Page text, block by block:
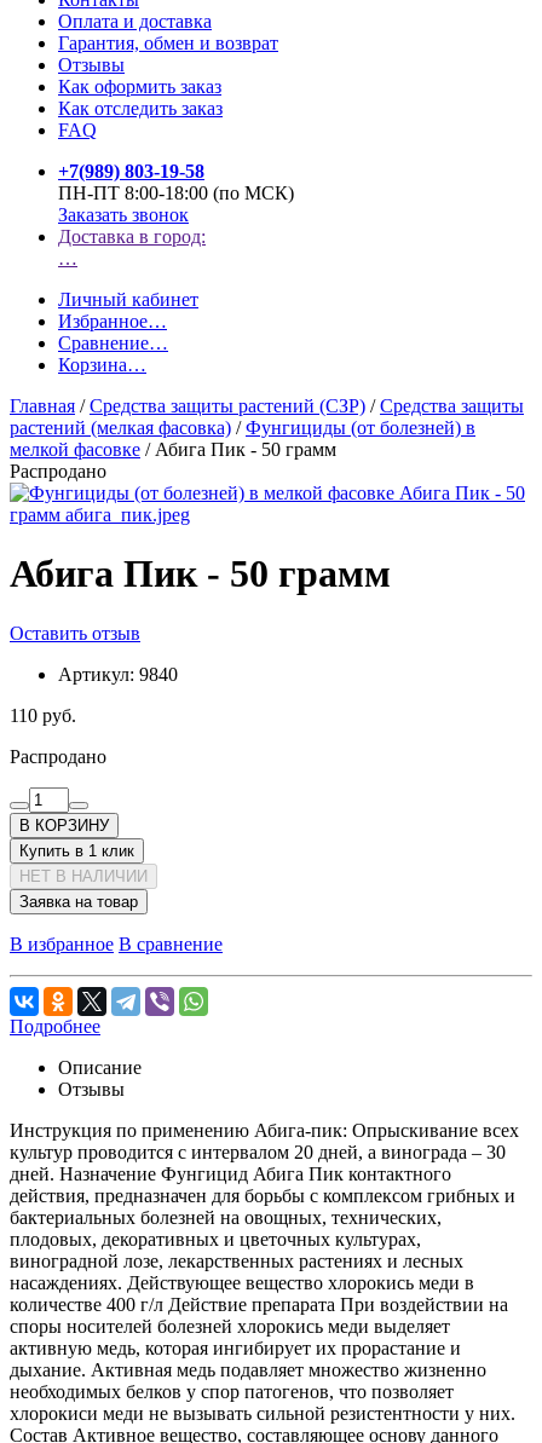
Оплата и доставка
Гарантия, обмен и возврат
Отзывы
Как оформить заказ
Как отследить заказ
FAQ
+7(989) 803-19-58
ПН-ПТ 8:00-18:00 (по МСК)
Заказать звонок
Доставка в город:
…
Личный кабинет
Избранное…
Сравнение…
Корзина…
Главная /Средства защиты растений (СЗР) /Средства защиты
растений (мелкая фасовка) /Фунгициды (от болезней) в
мелкой фасовке / Абига Пик - 50 грамм
Распродано
Абига Пик - 50 грамм
Оставить отзыв
Артикул: 9840
110 руб.
Распродано
В КОРЗИНУ
Купить в 1 клик
НЕТ В НАЛИЧИИ
Заявка на товар
В избранное В сравнение
Подробнее
Описание
Отзывы
Инструкция по применению Абига-пик: Опрыскивание всех
культур проводится с интервалом 20 дней, а винограда – 30
дней. Назначение Фунгицид Абига Пик контактного
действия, предназначен для борьбы с комплексом грибных и
бактериальных болезней на овощных, технических,
плодовых, декоративных и цветочных культурах,
виноградной лозе, лекарственных растениях и лесных
насаждениях. Действующее вещество хлорокись меди в
количестве 400 г/л Действие препарата При воздействии на
споры носителей болезней хлорокись меди выделяет
активную медь, которая ингибирует их прорастание и
дыхание. Активная медь подавляет множество жизненно
необходимых белков у спор патогенов, что позволяет
хлорокиси меди не вызывать сильной резистентности у них.
Состав Активное вещество, составляющее основу данного